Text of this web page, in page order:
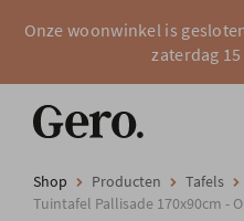
Onze woonwinkel is
zaterdag
Shop
Shop Producten Tafels
Tuintafel Pallisade 170x90cm -